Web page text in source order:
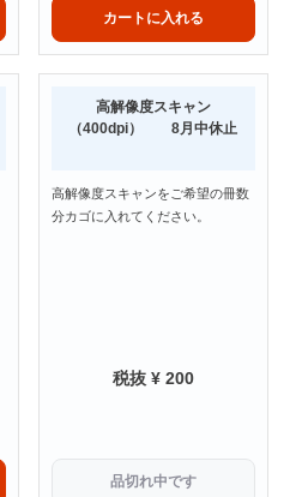
カートに入れる
高解像度スキャン
（400dpi） 8月中休止
高解像度スキャンをご希望の冊数
分カゴに入れてください。
税抜 ¥ 200
品切れ中です